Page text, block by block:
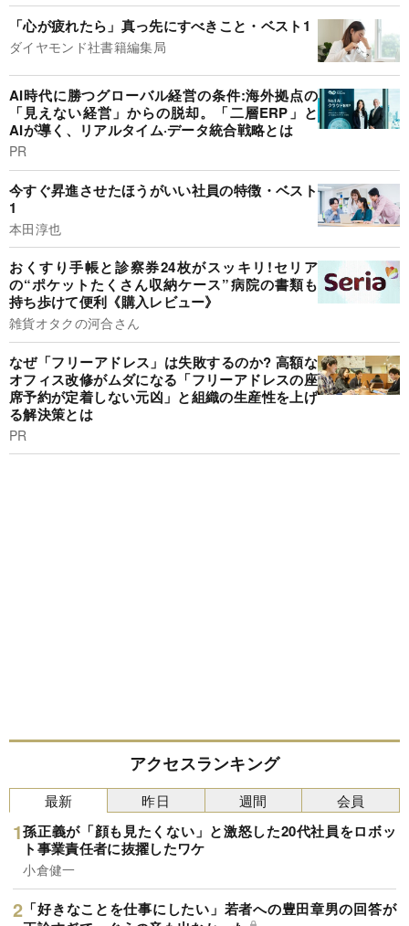
「心が疲れたら」真っ先にすべきこと・ベスト1
ダイヤモンド社書籍編集局
AI時代に勝つグローバル経営の条件:海外拠点の
「見えない経営」からの脱却。「二層ERP」と
AIが導く、リアルタイム·データ統合戦略とは
PR
今すぐ昇進させたほうがいい社員の特徴・ベスト
1
本田淳也
おくすり手帳と診察券24枚がスッキリ!セリア
の“ポケットたくさん収納ケース”病院の書類も
持ち歩けて便利《購入レビュー》
雑貨オタクの河合さん
なぜ「フリーアドレス」は失敗するのか? 高額な
オフィス改修がムダになる「フリーアドレスの座
席予約が定着しない元凶」と組織の生産性を上げ
る解決策とは
PR
アクセスランキング
最新
孫正義が「顔も見たくない」と激怒した20代社員をロボッ
ト事業責任者に抜擢したワケ
小倉健一
「好きなことを仕事にしたい」若者への豊田章男の回答が
昨日 週間 会員